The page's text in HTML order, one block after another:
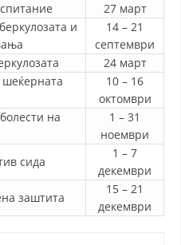
И РАЗВОЈ
ОДБОР
ПОСТАВЕНОСТ
ПРАВО
ВРЕДНОСТИ
27 март
и
14 – 21
септември
24 март
10 – 16
октомври
на
1 – 31
ноември
сида
1 – 7
декември
заштита
15 – 21
декември